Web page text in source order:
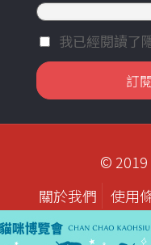
我已經閱讀了
© 2019
關於我們
使用